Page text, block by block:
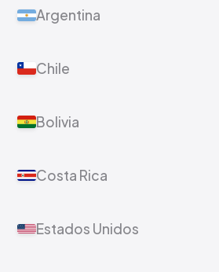
Argentina
Chile
Bolivia
Costa Rica
Estados Unidos